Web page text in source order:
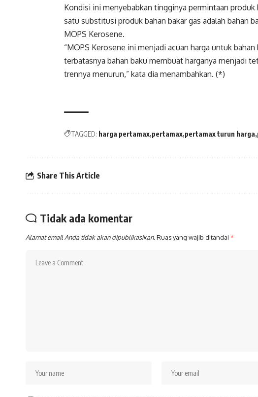
Kondisi ini menyebabkan tingginya permintaan produk
satu substitusi produk bahan bakar gas adalah bahan
MOPS Kerosene.
“MOPS Kerosene ini menjadi acuan harga untuk
terbatasnya bahan baku membuat harganya menjadi
trennya menurun,” kata dia menambahkan. (*)
TAGGED: harga pertamax pertamax pertamax turun harga
Share This Article
Tidak ada komentar
Alamat email Anda tidak akan dipublikasikan.Ruas yang wajib ditandai *